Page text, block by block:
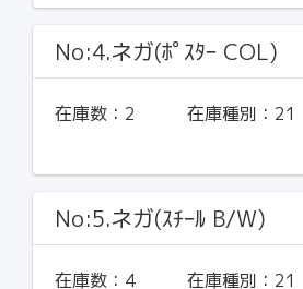
No:4.ネガ(ﾎﾟｽﾀｰ COL)
在庫数： 2 在庫種別： 21
No:5.ネガ(ｽﾁｰﾙ B/W)
在庫数： 4 在庫種別： 21